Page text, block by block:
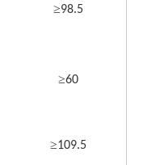
≥98.5
≥60
≥109.5